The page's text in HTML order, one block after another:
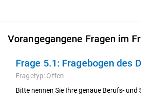
Vorangegangene Fragen im
Frage 5.1: Fragebogen des
Fragetyp: Offen
Bitte nennen Sie Ihre genaue Berufs-